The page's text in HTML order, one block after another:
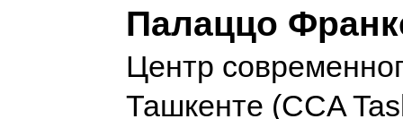
Палаццо
Центр
Ташкенте (CCA